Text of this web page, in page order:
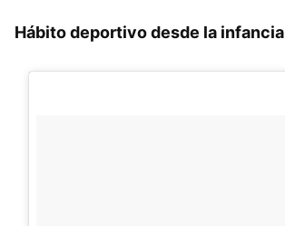
Hábito deportivo desde la infancia